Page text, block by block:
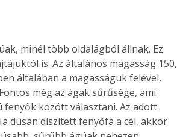
is. Az általános magasság 150,
általában a magasságuk felével,
még az ágak sűrűsége, ami
között választani. Az adott
dúsan díszített fenyőfa a cél, akkor